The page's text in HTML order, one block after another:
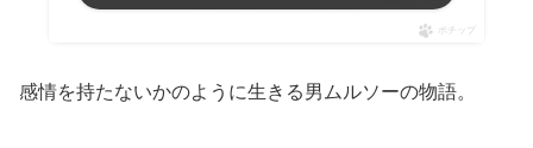
ポチップ
感情を持たないかのように生きる男ムルソーの物語。